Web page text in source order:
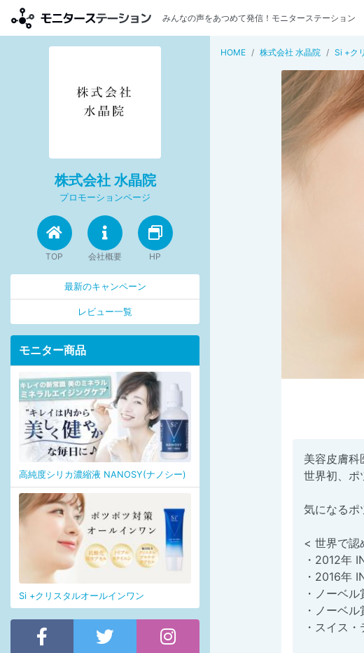
みんなの声をあつめて発信！モニターステーション
HOME 株式会社 水晶院 Si +ク
美容皮膚科
世界初、ポ
気になるポ
< 世界で認
・2012年
・2016年
・ノーベ
・ノーベ
・スイス
株式会社 水晶院
プロモーションページ
TOP 会社概要 HP
最新のキャンペーン
レビュー一覧
モニター商品
高純度シリカ濃縮液 NANOSY(ナノシー)
Si +クリスタルオールインワン